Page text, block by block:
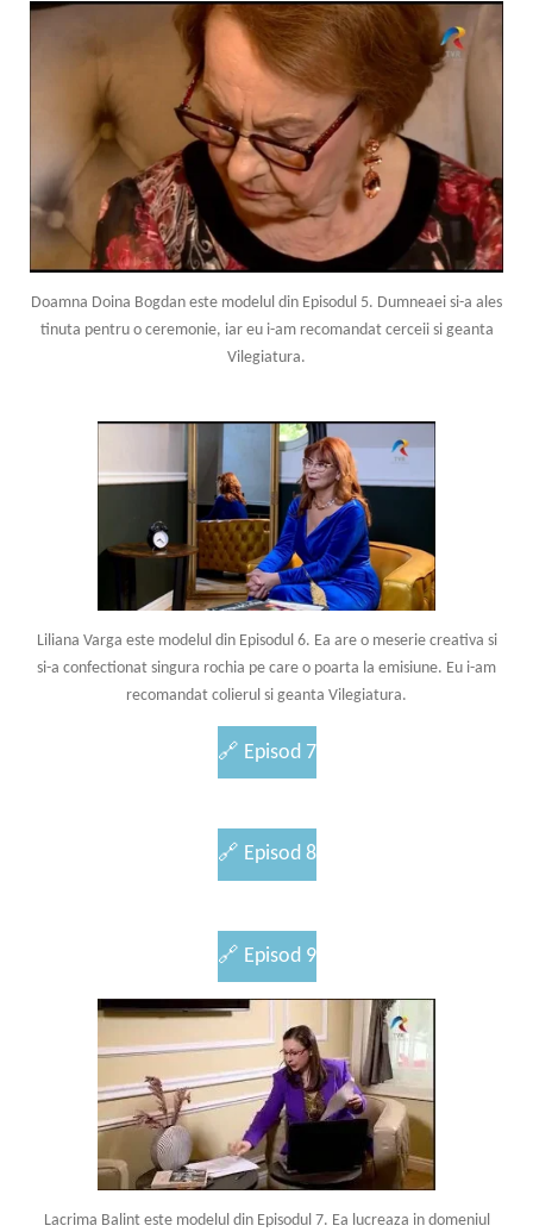
Doamna Doina Bogdan este modelul din Episodul 5. Dumneaei si-a ales
tinuta pentru o ceremonie, iar eu i-am recomandat cerceii si geanta
Vilegiatura.
Liliana Varga este modelul din Episodul 6. Ea are o meserie creativa si
si-a confectionat singura rochia pe care o poarta la emisiune. Eu i-am
recomandat colierul si geanta Vilegiatura.
🔗 Episod 7
🔗 Episod 8
🔗 Episod 9
Lacrima Balint este modelul din Episodul 7. Ea lucreaza in domeniul